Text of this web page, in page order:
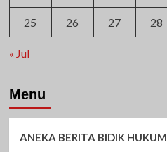
25 26 27 28
« Jul
Menu
ANEKA BERITA BIDIK HUKUM